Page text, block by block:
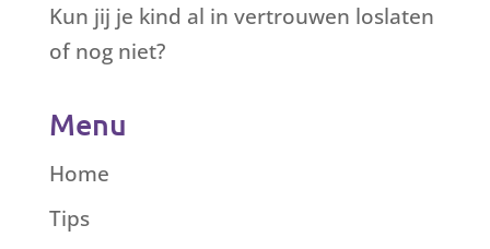
Kun jij je kind al in vertrouwen loslaten
of nog niet?
Menu
Home
Tips